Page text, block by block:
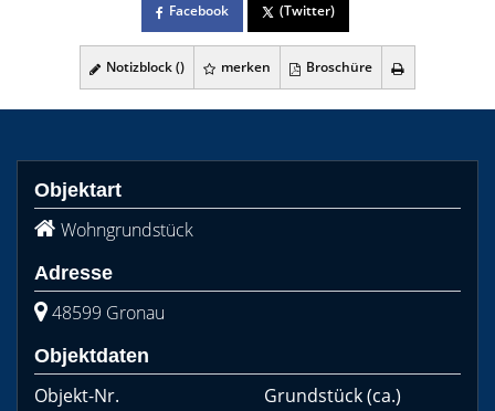
Facebook (Twitter)
Notizblock () merken Broschüre
Objektart
Wohngrundstück
Adresse
48599 Gronau
Objektdaten
Objekt-Nr.
Grundstück(ca.)